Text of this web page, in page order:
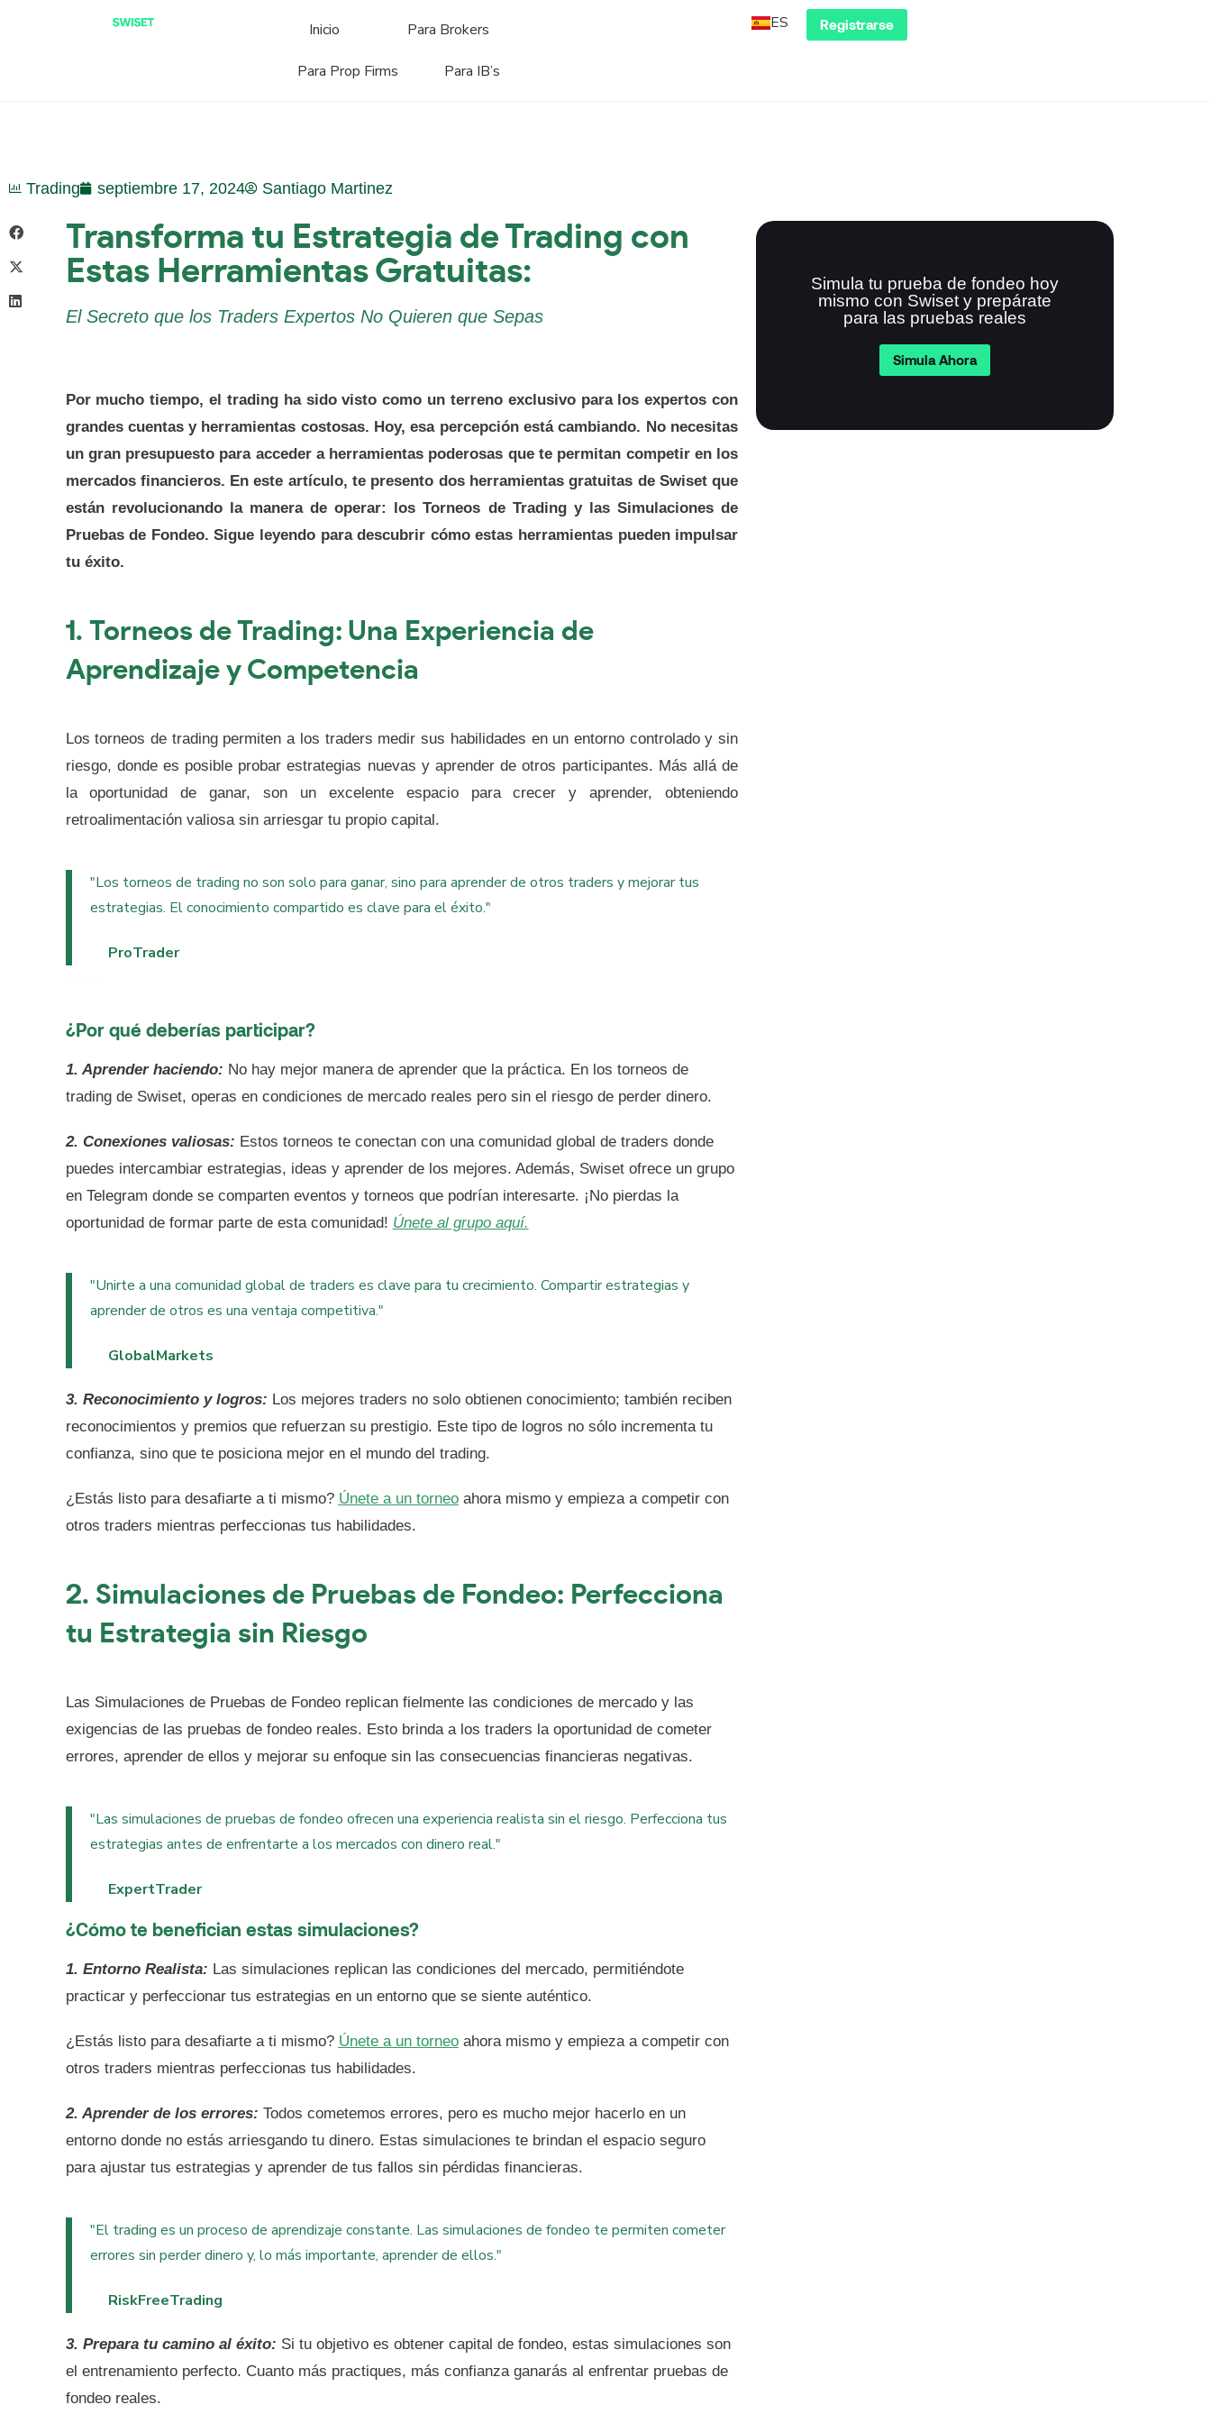
Inicio Para Brokers
Para Prop Firms Para IB’s
ES Registrarse
Trading septiembre 17, 2024 Santiago Martinez
Transforma tu Estrategia de Trading con
Estas Herramientas Gratuitas:
El Secreto que los Traders Expertos No Quieren que Sepas
Por mucho tiempo, el trading ha sido visto como un terreno exclusivo para los expertos con
grandes cuentas y herramientas costosas. Hoy, esa percepción está cambiando. No necesitas
un gran presupuesto para acceder a herramientas poderosas que te permitan competir en los
mercados financieros. En este artículo, te presento dos herramientas gratuitas de Swiset que
están revolucionando la manera de operar: los Torneos de Trading y las Simulaciones de
Pruebas de Fondeo. Sigue leyendo para descubrir cómo estas herramientas pueden impulsar
tu éxito.
1. Torneos de Trading: Una Experiencia de
Aprendizaje y Competencia
Los torneos de trading permiten a los traders medir sus habilidades en un entorno controlado y sin
riesgo, donde es posible probar estrategias nuevas y aprender de otros participantes. Más allá de
la oportunidad de ganar, son un excelente espacio para crecer y aprender, obteniendo
retroalimentación valiosa sin arriesgar tu propio capital.
"Los torneos de trading no son solo para ganar, sino para aprender de otros traders y mejorar tus
estrategias. El conocimiento compartido es clave para el éxito."
ProTrader
¿Por qué deberías participar?
1. Aprender haciendo: No hay mejor manera de aprender que la práctica. En los torneos de
trading de Swiset, operas en condiciones de mercado reales pero sin el riesgo de perder dinero.
2. Conexiones valiosas: Estos torneos te conectan con una comunidad global de traders donde
puedes intercambiar estrategias, ideas y aprender de los mejores. Además, Swiset ofrece un grupo
en Telegram donde se comparten eventos y torneos que podrían interesarte. ¡No pierdas la
oportunidad de formar parte de esta comunidad! Únete al grupo aquí.
"Unirte a una comunidad global de traders es clave para tu crecimiento. Compartir estrategias y
aprender de otros es una ventaja competitiva."
GlobalMarkets
3. Reconocimiento y logros: Los mejores traders no solo obtienen conocimiento; también reciben
reconocimientos y premios que refuerzan su prestigio. Este tipo de logros no sólo incrementa tu
confianza, sino que te posiciona mejor en el mundo del trading.
¿Estás listo para desafiarte a ti mismo? Únete a un torneoahora mismo y empieza a competir con
otros traders mientras perfeccionas tus habilidades.
2. Simulaciones de Pruebas de Fondeo: Perfecciona
tu Estrategia sin Riesgo
Las Simulaciones de Pruebas de Fondeo replican fielmente las condiciones de mercado y las
exigencias de las pruebas de fondeo reales. Esto brinda a los traders la oportunidad de cometer
errores, aprender de ellos y mejorar su enfoque sin las consecuencias financieras negativas.
"Las simulaciones de pruebas de fondeo ofrecen una experiencia realista sin el riesgo. Perfecciona tus
estrategias antes de enfrentarte a los mercados con dinero real."
ExpertTrader
¿Cómo te benefician estas simulaciones?
1. Entorno Realista: Las simulaciones replican las condiciones del mercado, permitiéndote
practicar y perfeccionar tus estrategias en un entorno que se siente auténtico.
¿Estás listo para desafiarte a ti mismo? Únete a un torneoahora mismo y empieza a competir con
otros traders mientras perfeccionas tus habilidades.
2. Aprender de los errores: Todos cometemos errores, pero es mucho mejor hacerlo en un
entorno donde no estás arriesgando tu dinero. Estas simulaciones te brindan el espacio seguro
para ajustar tus estrategias y aprender de tus fallos sin pérdidas financieras.
"El trading es un proceso de aprendizaje constante. Las simulaciones de fondeo te permiten cometer
errores sin perder dinero y, lo más importante, aprender de ellos."
RiskFreeTrading
3. Prepara tu camino al éxito: Si tu objetivo es obtener capital de fondeo, estas simulaciones son
el entrenamiento perfecto. Cuanto más practiques, más confianza ganarás al enfrentar pruebas de
fondeo reales.
Simula tu prueba de fondeo hoy
mismo con Swiset y prepárate
para las pruebas reales
Simula Ahora